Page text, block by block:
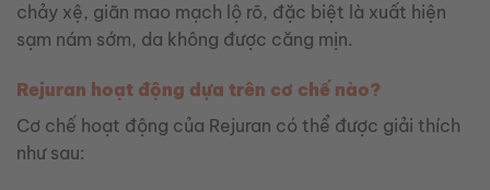
chảy xệ, giãn mao mạch lộ rõ, đặc biệt là xuất hiện
sạm nám sớm, da không được căng mịn.
Rejuran hoạt động dựa trên cơ chế nào?
Cơ chế hoạt động của Rejuran có thể được giải thích
như sau: